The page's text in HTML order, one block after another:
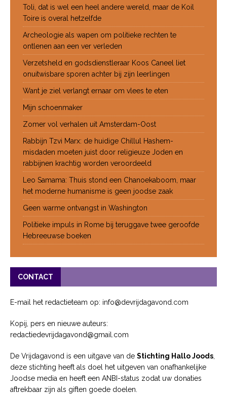
Toli, dat is wel een heel andere wereld, maar de Koil
Toire is overal hetzelfde
Archeologie als wapen om politieke rechten te
ontlenen aan een ver verleden
Verzetsheld en godsdienstleraar Koos Caneel liet
onuitwisbare sporen achter bij zijn leerlingen
Want je ziel verlangt ernaar om vlees te eten
Mijn schoenmaker
Zomer vol verhalen uit Amsterdam-Oost
Rabbijn Tzvi Marx: de huidige Chillul Hashem-
misdaden moeten juist door religieuze Joden en
rabbijnen krachtig worden veroordeeld
Leo Samama: Thuis stond een Chanoekaboom, maar
het moderne humanisme is geen joodse zaak
Geen warme ontvangst in Washington
Politieke impuls in Rome bij teruggave twee geroofde
Hebreeuwse boeken
CONTACT
E-mail het redactieteam op: info@devrijdagavond.com
Kopij, pers en nieuwe auteurs:
redactiedevrijdagavond@gmail.com
De Vrijdagavond is een uitgave van de Stichting Hallo Joods
deze stichting heeft als doel het uitgeven van onafhankelijke
Joodse media en heeft een ANBI-status zodat uw donaties
aftrekbaar zijn als giften goede doelen.